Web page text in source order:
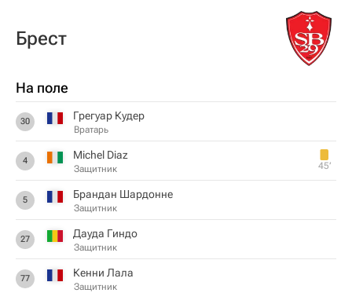
Брест
На поле
30 Грегуар Кудер
Вратарь
4 Michel Diaz
Защитник 45‎’‎
5 Брандан Шардонне
Защитник
27 Дауда Гиндо
Защитник
77 Кенни Лала
Защитник